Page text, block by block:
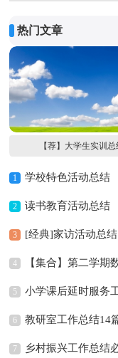
热门文章
【荐】大学生实训总
1 学校特色活动总结
2 读书教育活动总结
3 [经典]家访活动总
4 【集合】第二学期
5 小学课后延时服务
6 教研室工作总结14
7 乡村振兴工作总结